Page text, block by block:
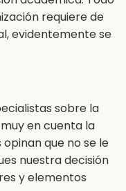
requiere de
evidentemente se
sobre la
en cuenta la
que no se le
nuestra decisión
y elementos